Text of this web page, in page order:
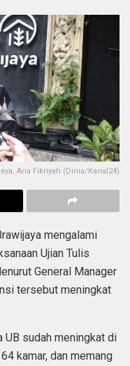
Aria Fikriyah (Dinia/Kanal24)
mengalami
Ujian Tulis
General Manager
tersebut meningkat
UB sudah meningkat di
kamar, dan memang